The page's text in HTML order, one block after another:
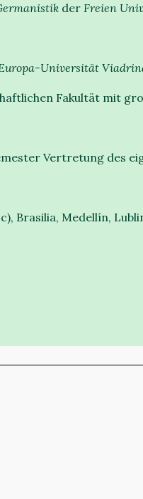
der Freien
Universität
Fakultät mit
Vertretung des
Brasilia, Medellín,